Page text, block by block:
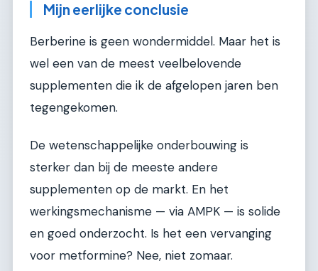
Mijn eerlijke conclusie
Berberine is geen wondermiddel. Maar het is
wel een van de meest veelbelovende
supplementen die ik de afgelopen jaren ben
tegengekomen.
De wetenschappelijke onderbouwing is
sterker dan bij de meeste andere
supplementen op de markt. En het
werkingsmechanisme — via AMPK — is solide
en goed onderzocht. Is het een vervanging
voor metformine? Nee, niet zomaar.